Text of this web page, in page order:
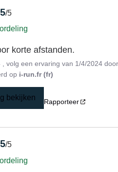
5/5
korte afstanden.
, volg een ervaring van 1/4/2024
op i-run.fr (fr)
bekijken Rapporteer
5/5